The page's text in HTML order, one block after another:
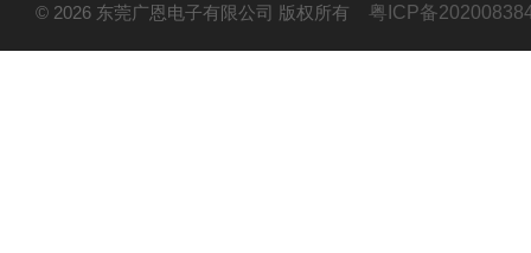
© 2026 东莞广恩电子有限公司 版权所有 粤ICP备